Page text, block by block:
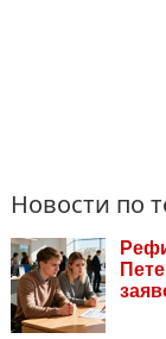
Новости по